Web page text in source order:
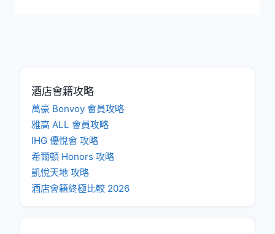
酒店會籍攻略
萬豪 Bonvoy 會員攻略
雅高 ALL 會員攻略
IHG 優悅會 攻略
希爾頓 Honors 攻略
凱悅天地 攻略
酒店會籍終極比較 2026